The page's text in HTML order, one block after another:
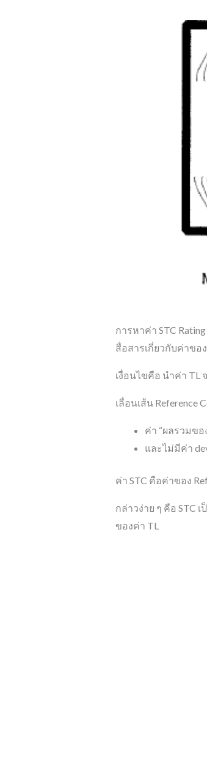
การหาค่า STC
สื่อสารเกี่ยวกับค่าขอ
เงื่อนไขคือ นำค่า TL
เลื่อนเส้น Reference
ค่า “ผลรวมขอ
และไม่มีค่า
ค่า STC คือค่าของ
กล่าวง่าย ๆ คือ STC
ของค่า TL